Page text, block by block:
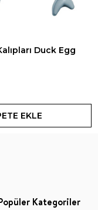
Duck Egg
EKLE
Kategoriler